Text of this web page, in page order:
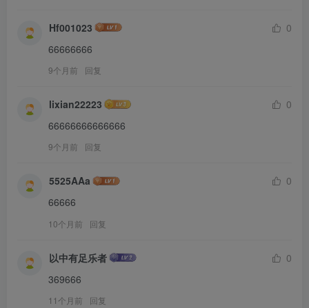
Hf001023
0
66666666
9个月前 回复
lixian22223
0
66666666666666
9个月前 回复
5525AAa
0
66666
10个月前 回复
以中有足乐者
0
369666
11个月前 回复